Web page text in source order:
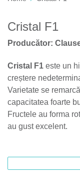
Cristal F1
Producător:
Cristal F1 este un
creștere
Varietate se
capacitatea foarte
Fructele au forma
au gust excelent.